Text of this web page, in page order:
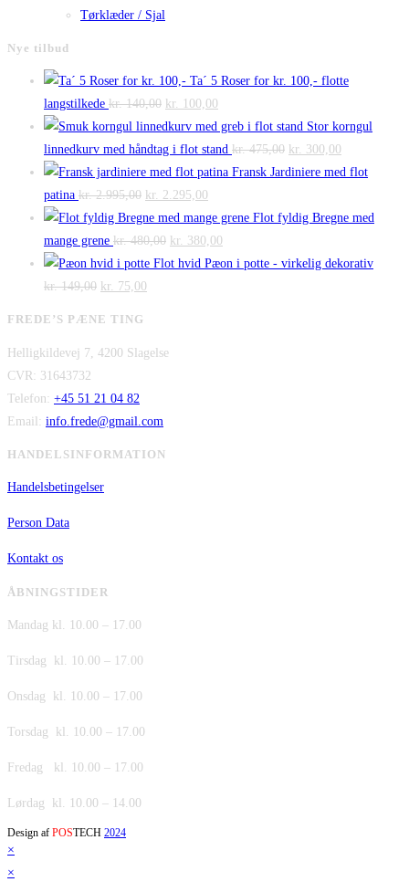
Tørklæder / Sjal
Nye tilbud
Ta´ 5 Roser for kr. 100,- flotte
langstilkede kr.140,00 Den
oprindelige
pris
var:
kr. 140,00.
kr. 100,00
aktuelle
pris
er:
Stor korngul
linnedkurv med håndtag i flot stand kr.475,00 Den
oprindelige
var:
kr. 300,00
aktuelle
er:
Fransk Jardiniere med flot
patina kr.2.995,00 Den
oprindelige
pris
var:
kr. 2.995,00.
kr. 2.295,00
aktuelle
pris
er:
Flot fyldig Bregne med
mange grene kr.480,00 Den
oprindelige
kr. 380,00
aktuelle
Flot hvid Pæon i potte - virkelig dekorativ
kr.149,00 Den
var:
kr. 75,00
er:
FREDE’S PÆNE TING
Helligkildevej 7, 4200 Slagelse
CVR: 31643732
Telefon: +45 51 21 04 82
Email: info.frede@gmail.com
HANDELSINFORMATION
Handelsbetingelser
Person Data
Kontakt os
ÅBNINGSTIDER
Mandag kl. 10.00 – 17.00
Tirsdag kl. 10.00 – 17.00
Onsdag kl. 10.00 – 17.00
Torsdag kl. 10.00 – 17.00
Fredag kl. 10.00 – 17.00
Lørdag kl. 10.00 – 14.00
Design af POSTECH 2024
×
×